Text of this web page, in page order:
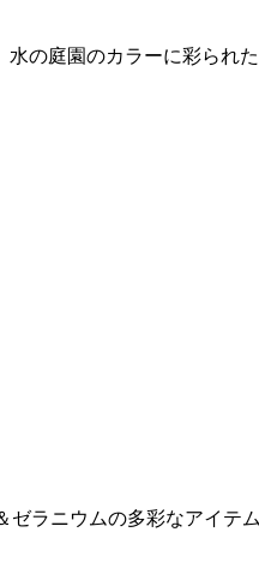
水の庭園のカラーに彩られ
ラニウムの多彩なアイテム